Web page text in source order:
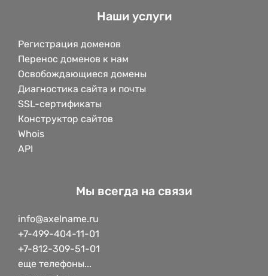
Наши услуги
Регистрация доменов
Перенос доменов к нам
Освобождающиеся домены
Диагностика сайта и почты
SSL-сертификаты
Конструктор сайтов
Whois
API
Мы всегда на связи
info@axelname.ru
+7-499-404-11-01
+7-812-309-51-01
еще телефоны...